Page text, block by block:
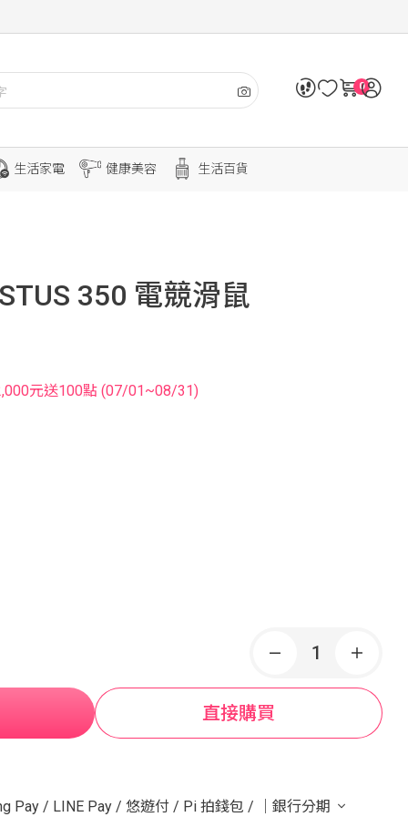
0
生活家電 健康美容 生活百貨
350 電競滑鼠
元送100點 (07/01~08/31)
直接購買
Pay / LINE Pay / 悠遊付 / Pi 拍錢包 / ｜銀行分期